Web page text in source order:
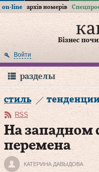
on-line архів номерів
Бізнес
Войти
разделы
стиль
RSS
На западном
перемена
КАТЕРИНА ДАВЫДОВА